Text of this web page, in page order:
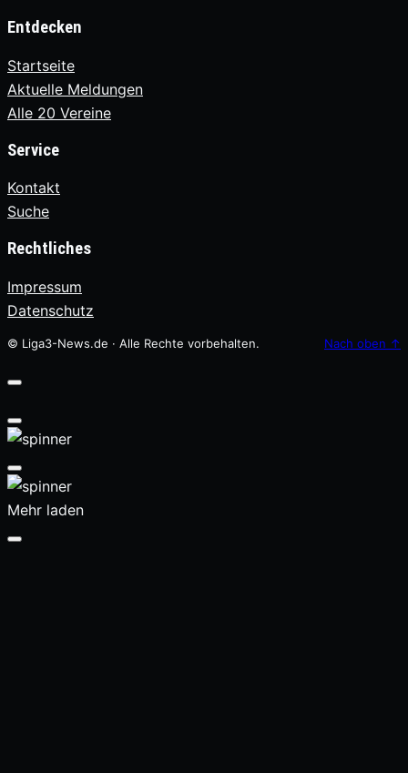
Entdecken
Startseite
Aktuelle Meldungen
Alle 20 Vereine
Service
Kontakt
Suche
Rechtliches
Impressum
Datenschutz
© Liga3-News.de · Alle Rechte vorbehalten. Nach oben ↑
Mehr laden